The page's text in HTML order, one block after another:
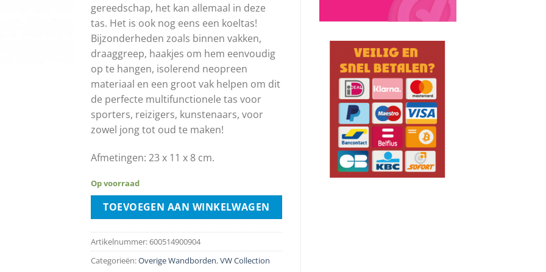
gereedschap, het kan allemaal in deze
tas. Het is ook nog eens een koeltas!
Bijzonderheden zoals binnen vakken,
draaggreep, haakjes om hem eenvoudig
op te hangen, isolerend neopreen
materiaal en een groot vak helpen om dit
de perfecte multifunctionele tas voor
sporters, reizigers, kunstenaars, voor
zowel jong tot oud te maken!
Afmetingen: 23 x 11 x 8 cm.
Op voorraad
TOEVOEGEN AAN WINKELWAGEN
Artikelnummer:600514900904
Categorieën:Overige Wandborden,VW Collection